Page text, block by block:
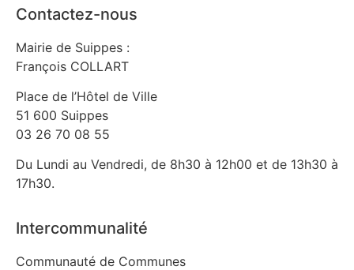
Contactez-nous
Mairie de Suippes :
François COLLART
Place de l’Hôtel de Ville
51 600 Suippes
03 26 70 08 55
Du Lundi au Vendredi, de 8h30 à 12h00 et de 13h30 à
17h30.
Intercommunalité
Communauté de Communes